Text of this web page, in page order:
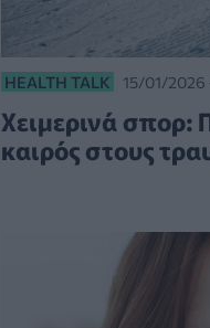
HEALTH TALK 15/01/2026
Χειμερινά σπορ:
καιρός στους